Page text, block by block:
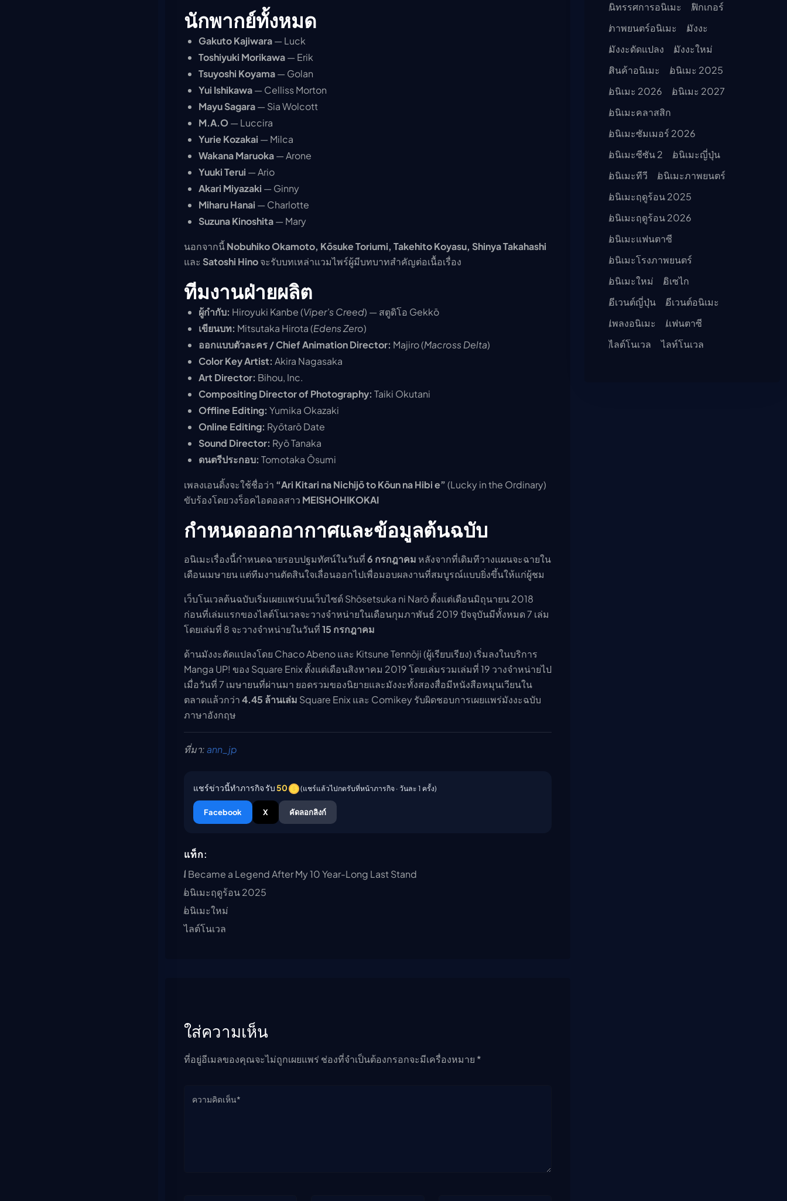
นักพากย์ทั้งหมด
Gakuto Kajiwara— Luck
Toshiyuki Morikawa— Erik
Tsuyoshi Koyama— Golan
Yui Ishikawa— Celliss Morton
Mayu Sagara— Sia Wolcott
M.A.O— Luccira
Yurie Kozakai — Milca
Wakana Maruoka— Arone
Yuuki Terui — Ario
Akari Miyazaki — Ginny
Miharu Hanai — Charlotte
Suzuna Kinoshita— Mary
นอกจากนี้Nobuhiko Okamoto, Kōsuke Toriumi, Takehito Koyasu, Shinya Takahashi
และ Satoshi Hinoจะรับบทเหล่าแวมไพร์ผู้มีบทบาทสำคัญต่อเนื้อเรื่อง
ทีมงานฝ่ายผลิต
ผู้กำกับ: Hiroyuki Kanbe (Viper’s Creed) — สตูดิโอ Gekkō
เขียนบท: Mitsutaka Hirota (Edens Zero)
ออกแบบตัวละคร / Chief Animation Director: Majiro (Macross Delta)
Color Key Artist: Akira Nagasaka
Art Director: Bihou, Inc.
Compositing Director of Photography: Taiki Okutani
Offline Editing: Yumika Okazaki
Online Editing: Ryōtarō Date
Sound Director: Ryō Tanaka
ดนตรีประกอบ: Tomotaka Ōsumi
เพลงเอนดิ้งจะใช้ชื่อว่า “Ari Kitari na Nichijō to Kōun na Hibi e”(Lucky in the Ordinary)
ขับร้องโดยวงร็อคไอดอลสาว MEISHOHIKOKAI
กำหนดออกอากาศและข้อมูลต้นฉบับ
อนิเมะเรื่องนี้กำหนดฉายรอบปฐมทัศน์ในวันที่6 กรกฎาคม หลังจากที่เดิมทีวางแผนจะฉายใน
เดือนเมษายน แต่ทีมงานตัดสินใจเลื่อนออกไปเพื่อมอบผลงานที่สมบูรณ์แบบยิ่งขึ้นให้แก่ผู้ชม
เว็บโนเวลต้นฉบับเริ่มเผยแพร่บนเว็บไซต์ Shōsetsuka ni Narō ตั้งแต่เดือนมิถุนายน 2018
ก่อนที่เล่มแรกของไลต์โนเวลจะวางจำหน่ายในเดือนกุมภาพันธ์ 2019 ปัจจุบันมีทั้งหมด 7 เล่ม
โดยเล่มที่ 8 จะวางจำหน่ายในวันที่15 กรกฎาคม
ด้านมังงะดัดแปลงโดย Chaco Abeno และ Kitsune Tennōji (ผู้เรียบเรียง) เริ่มลงในบริการ
Manga UP! ของ Square Enix ตั้งแต่เดือนสิงหาคม 2019 โดยเล่มรวมเล่มที่ 19 วางจำหน่ายไป
เมื่อวันที่ 7 เมษายนที่ผ่านมา ยอดรวมของนิยายและมังงะทั้งสองสื่อมีหนังสือหมุนเวียนใน
ตลาดแล้วกว่า4.45 ล้านเล่ม Square Enix และ Comikey รับผิดชอบการเผยแพร่มังงะฉบับ
ภาษาอังกฤษ
ที่มา:ann_jp
แชร์ข่าวนี้ทำภารกิจ รับ50 (แชร์แล้วไปกดรับที่หน้าภารกิจ · วันละ 1 ครั้ง)
Facebook X คัดลอกลิงก์
แท็ก:
I Became a Legend After My 10 Year-Long Last Stand
อนิเมะฤดูร้อน 2025
อนิเมะใหม่
ไลต์โนเวล
ใส่ความเห็น
ที่อยู่อีเมลของคุณจะไม่ถูกเผยแพร่ ช่องที่จำเป็นต้องกรอกจะมีเครื่องหมาย *
ความคิดเห็น*
นิทรรศการอนิเมะ
ฟิกเกอร์
ภาพยนตร์อนิเมะ
มังงะ
มังงะดัดแปลง
มังงะใหม่
สินค้าอนิเมะ
อนิเมะ 2025
อนิเมะ 2026
อนิเมะ 2027
อนิเมะคลาสสิก
อนิเมะซัมเมอร์ 2026
อนิเมะซีซัน 2
อนิเมะญี่ปุ่น
อนิเมะทีวี
อนิเมะภาพยนตร์
อนิเมะฤดูร้อน 2025
อนิเมะฤดูร้อน 2026
อนิเมะแฟนตาซี
อนิเมะโรงภาพยนตร์
อนิเมะใหม่
อิเซไก
อีเวนต์ญี่ปุ่น
อีเวนต์อนิเมะ
เพลงอนิเมะ
แฟนตาซี
ไลต์โนเวล
ไลท์โนเวล